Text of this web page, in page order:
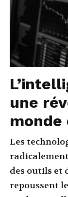
une
Les
des outils et
repoussent